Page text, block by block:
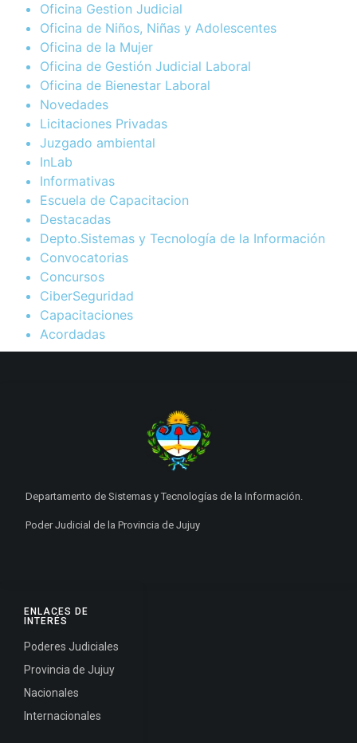
Oficina Gestion Judicial
Oficina de Niños, Niñas y Adolescentes
Oficina de la Mujer
Oficina de Gestión Judicial Laboral
Oficina de Bienestar Laboral
Novedades
Licitaciones Privadas
Juzgado ambiental
InLab
Informativas
Escuela de Capacitacion
Destacadas
Depto.Sistemas y Tecnología de la Información
Convocatorias
Concursos
CiberSeguridad
Capacitaciones
Acordadas
ENLACES DE
INTERÉS
Poderes Judiciales
Provincia de Jujuy
Nacionales
Internacionales
Departamento de Sistemas y Tecnologías de la Información.
Poder Judicial de la Provincia de Jujuy